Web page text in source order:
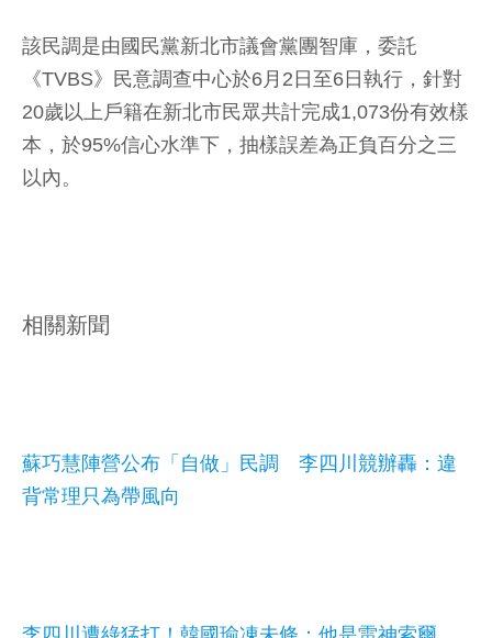
該民調是由國民黨新北市議會黨團智庫，委託
《TVBS》民意調查中心於6月2日至6日執行，針對
20歲以上戶籍在新北市民眾共計完成1,073份有效樣
本，於95%信心水準下，抽樣誤差為正負百分之三
以內。
相關新聞
蘇巧慧陣營公布「自做」民調 李四川競辦轟：違
背常理只為帶風向